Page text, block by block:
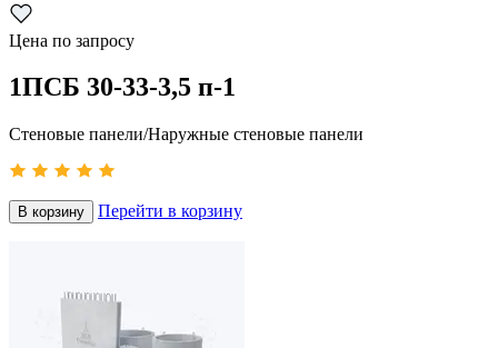
Цена по запросу
1ПСБ 30-33-3,5 п-1
Стеновые панели/Наружные стеновые панели
В корзину Перейти в корзину